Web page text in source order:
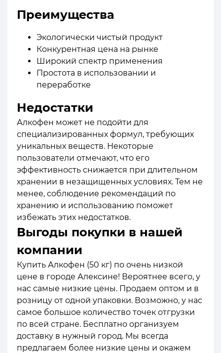
Преимущества
Экологически чистый продукт
Конкурентная цена на рынке
Широкий спектр применения
Простота в использовании и
переработке
Недостатки
Алкофен может не подойти для
специализированных формул, требующих
уникальных веществ. Некоторые
пользователи отмечают, что его
эффективность снижается при длительном
хранении в незащищенных условиях. Тем не
менее, соблюдение рекомендаций по
хранению и использованию поможет
избежать этих недостатков.
Выгоды покупки в нашей
компании
Купить Алкофен (50 кг) по очень низкой
цене в городе Алексине! Вероятнее всего, у
нас самые низкие цены. Продаем оптом и в
розницу от одной упаковки. Возможно, у нас
самое большое количество точек отгрузки
по всей стране. Бесплатно организуем
доставку в нужный город. Мы всегда
предлагаем более низкие цены и окажем